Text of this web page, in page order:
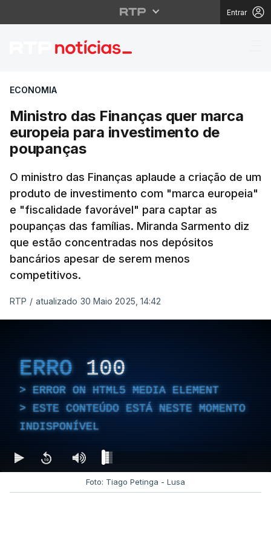
Entrar
Ministro das
ECONOMIA
Ministro das Finanças quer marca
europeia para investimento de
poupanças
O ministro das Finanças aplaude a criação de um
produto de investimento com "marca europeia"
e "fiscalidade favorável" para captar as
poupanças das famílias. Miranda Sarmento diz
que estão concentradas nos depósitos
bancários apesar de serem menos
competitivos.
RTP / atualizado 30 Maio 2025, 14:42
ERRO 100
ERROR ON HTML5 MEDIA ELEMENT
ESTE CONTEÚDO ESTÁ NESTE MOMENTO
INDISPONÍVEL
Foto: Tiago Petinga - Lusa